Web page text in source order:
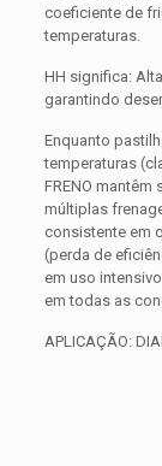
coeficiente de
temperaturas.
HH significa:
garantindo
Enquanto
temperaturas
FRENO
múltiplas
consistente em
(perda de
em uso
em todas as
APLICAÇÃO: